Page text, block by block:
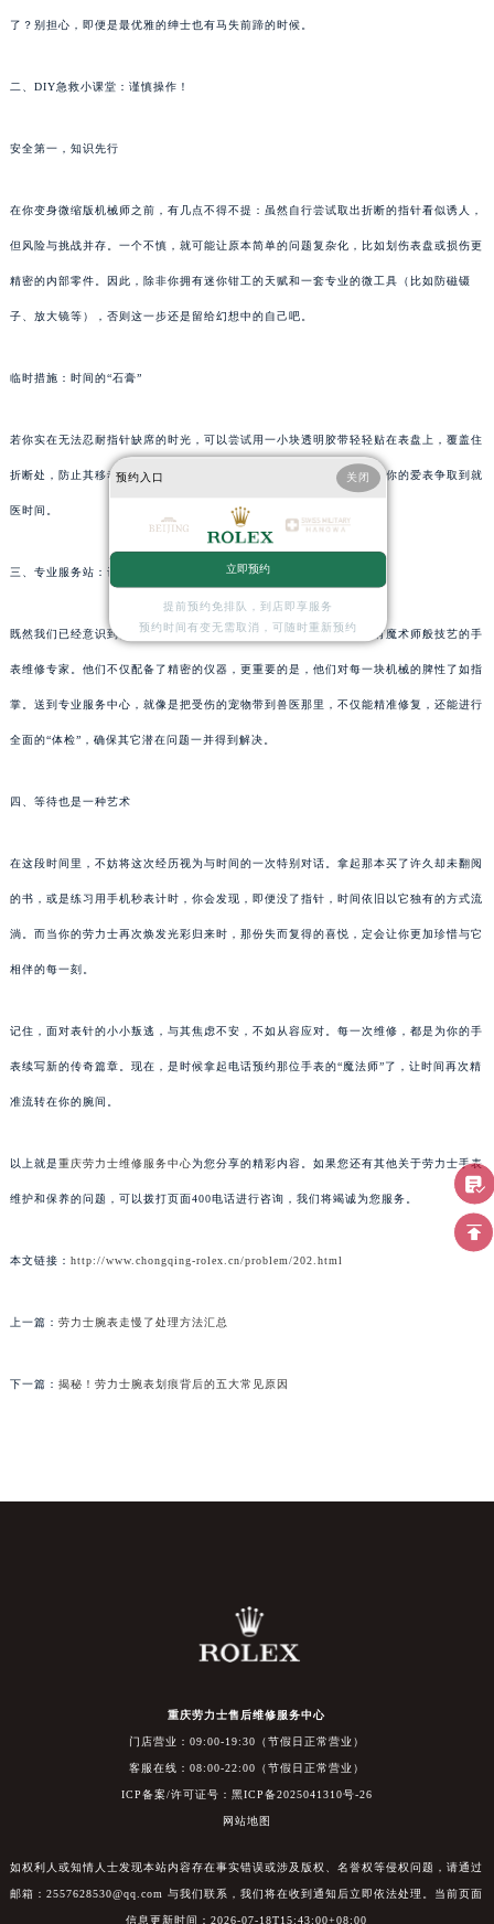
了？别担心，即便是最优雅的绅士也有马失前蹄的时候。
二、DIY急救小课堂：谨慎操作！
安全第一，知识先行
在你变身微缩版机械师之前，有几点不得不提：虽然自行尝试取出折断的指针看似诱人，
但风险与挑战并存。一个不慎，就可能让原本简单的问题复杂化，比如划伤表盘或损伤更
精密的内部零件。因此，除非你拥有迷你钳工的天赋和一套专业的微工具（比如防磁镊
子、放大镜等），否则这一步还是留给幻想中的自己吧。
临时措施：时间的“石膏”
若你实在无法忍耐指针缺席的时光，可以尝试用一小块透明胶带轻轻贴在表盘上，覆盖住
折断处，防止其移动并进一步损坏机芯。这当然不是长久之计，却能为你的爱表争取到就
医时间。
三、专业服务站：让专家施展魔法
既然我们已经意识到自行修复的局限性，不如将这份重任交给那些拥有魔术师般技艺的手
表维修专家。他们不仅配备了精密的仪器，更重要的是，他们对每一块机械的脾性了如指
掌。送到专业服务中心，就像是把受伤的宠物带到兽医那里，不仅能精准修复，还能进行
全面的“体检”，确保其它潜在问题一并得到解决。
四、等待也是一种艺术
在这段时间里，不妨将这次经历视为与时间的一次特别对话。拿起那本买了许久却未翻阅
的书，或是练习用手机秒表计时，你会发现，即便没了指针，时间依旧以它独有的方式流
淌。而当你的劳力士再次焕发光彩归来时，那份失而复得的喜悦，定会让你更加珍惜与它
相伴的每一刻。
记住，面对表针的小小叛逃，与其焦虑不安，不如从容应对。每一次维修，都是为你的手
表续写新的传奇篇章。现在，是时候拿起电话预约那位手表的“魔法师”了，让时间再次精
准流转在你的腕间。
以上就是重庆劳力士维修服务中心为您分享的精彩内容。如果您还有其他关于劳力士手表
维护和保养的问题，可以拨打页面400电话进行咨询，我们将竭诚为您服务。
本文链接： http://www.chongqing-rolex.cn/problem/202.html
上一篇： 劳力士腕表走慢了处理方法汇总
下一篇： 揭秘！劳力士腕表划痕背后的五大常见原因
重庆劳力士售后维修服务中心
门店营业：09:00-19:30（节假日正常营业）
客服在线：08:00-22:00（节假日正常营业）
ICP备案/许可证号：黑ICP备2025041310号-26
网站地图
如权利人或知情人士发现本站内容存在事实错误或涉及版权、名誉权等侵权问题，请通过
邮箱：2557628530@qq.com 与我们联系，我们将在收到通知后立即依法处理。当前页面
信息更新时间：2026-07-18T15:43:00+08:00
预约入口 关闭
立即预约
提前预约免排队，到店即享服务
预约时间有变无需取消，可随时重新预约